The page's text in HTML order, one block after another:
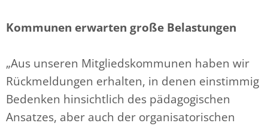
Kommunen erwarten große Belastungen
„Aus unseren Mitgliedskommunen haben wir
Rückmeldungen erhalten, in denen einstimmig
Bedenken hinsichtlich des pädagogischen
Ansatzes, aber auch der organisatorischen